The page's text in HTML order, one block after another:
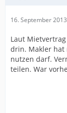
16. September
Laut
drin. Makler hat
nutzen darf.
teilen. War